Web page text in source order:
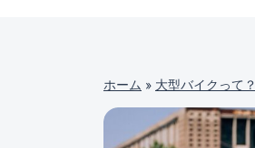
ホーム » 大型バイクって？